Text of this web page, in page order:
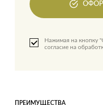
Нажимая на кнопку
согласие на
ПРЕИМУЩЕСТВА